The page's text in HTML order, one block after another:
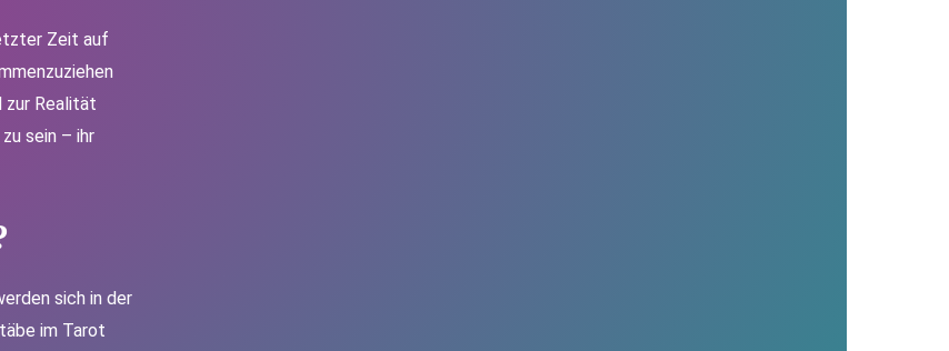
Zeit auf
zur Realität
sein – ihr
sich in der
im Tarot